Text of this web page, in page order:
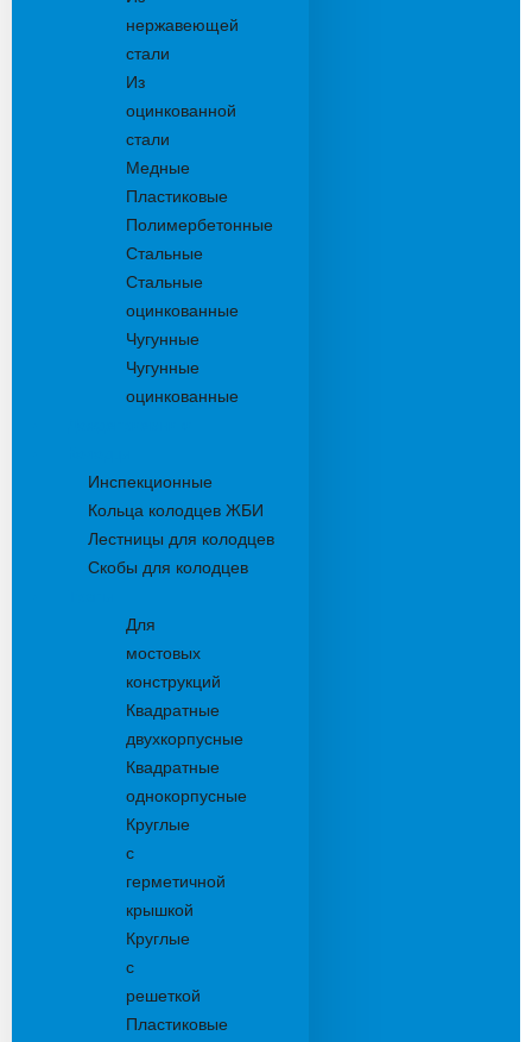
нержавеющей
стали
Из
оцинкованной
стали
Медные
Пластиковые
Полимербетонные
Стальные
Стальные
оцинкованные
Чугунные
Чугунные
оцинкованные
Инспекционные
Кольца колодцев ЖБИ
Лестницы для колодцев
Скобы для колодцев
Для
мостовых
конструкций
Квадратные
двухкорпусные
Квадратные
однокорпусные
Круглые
с
герметичной
крышкой
Круглые
с
решеткой
Пластиковые